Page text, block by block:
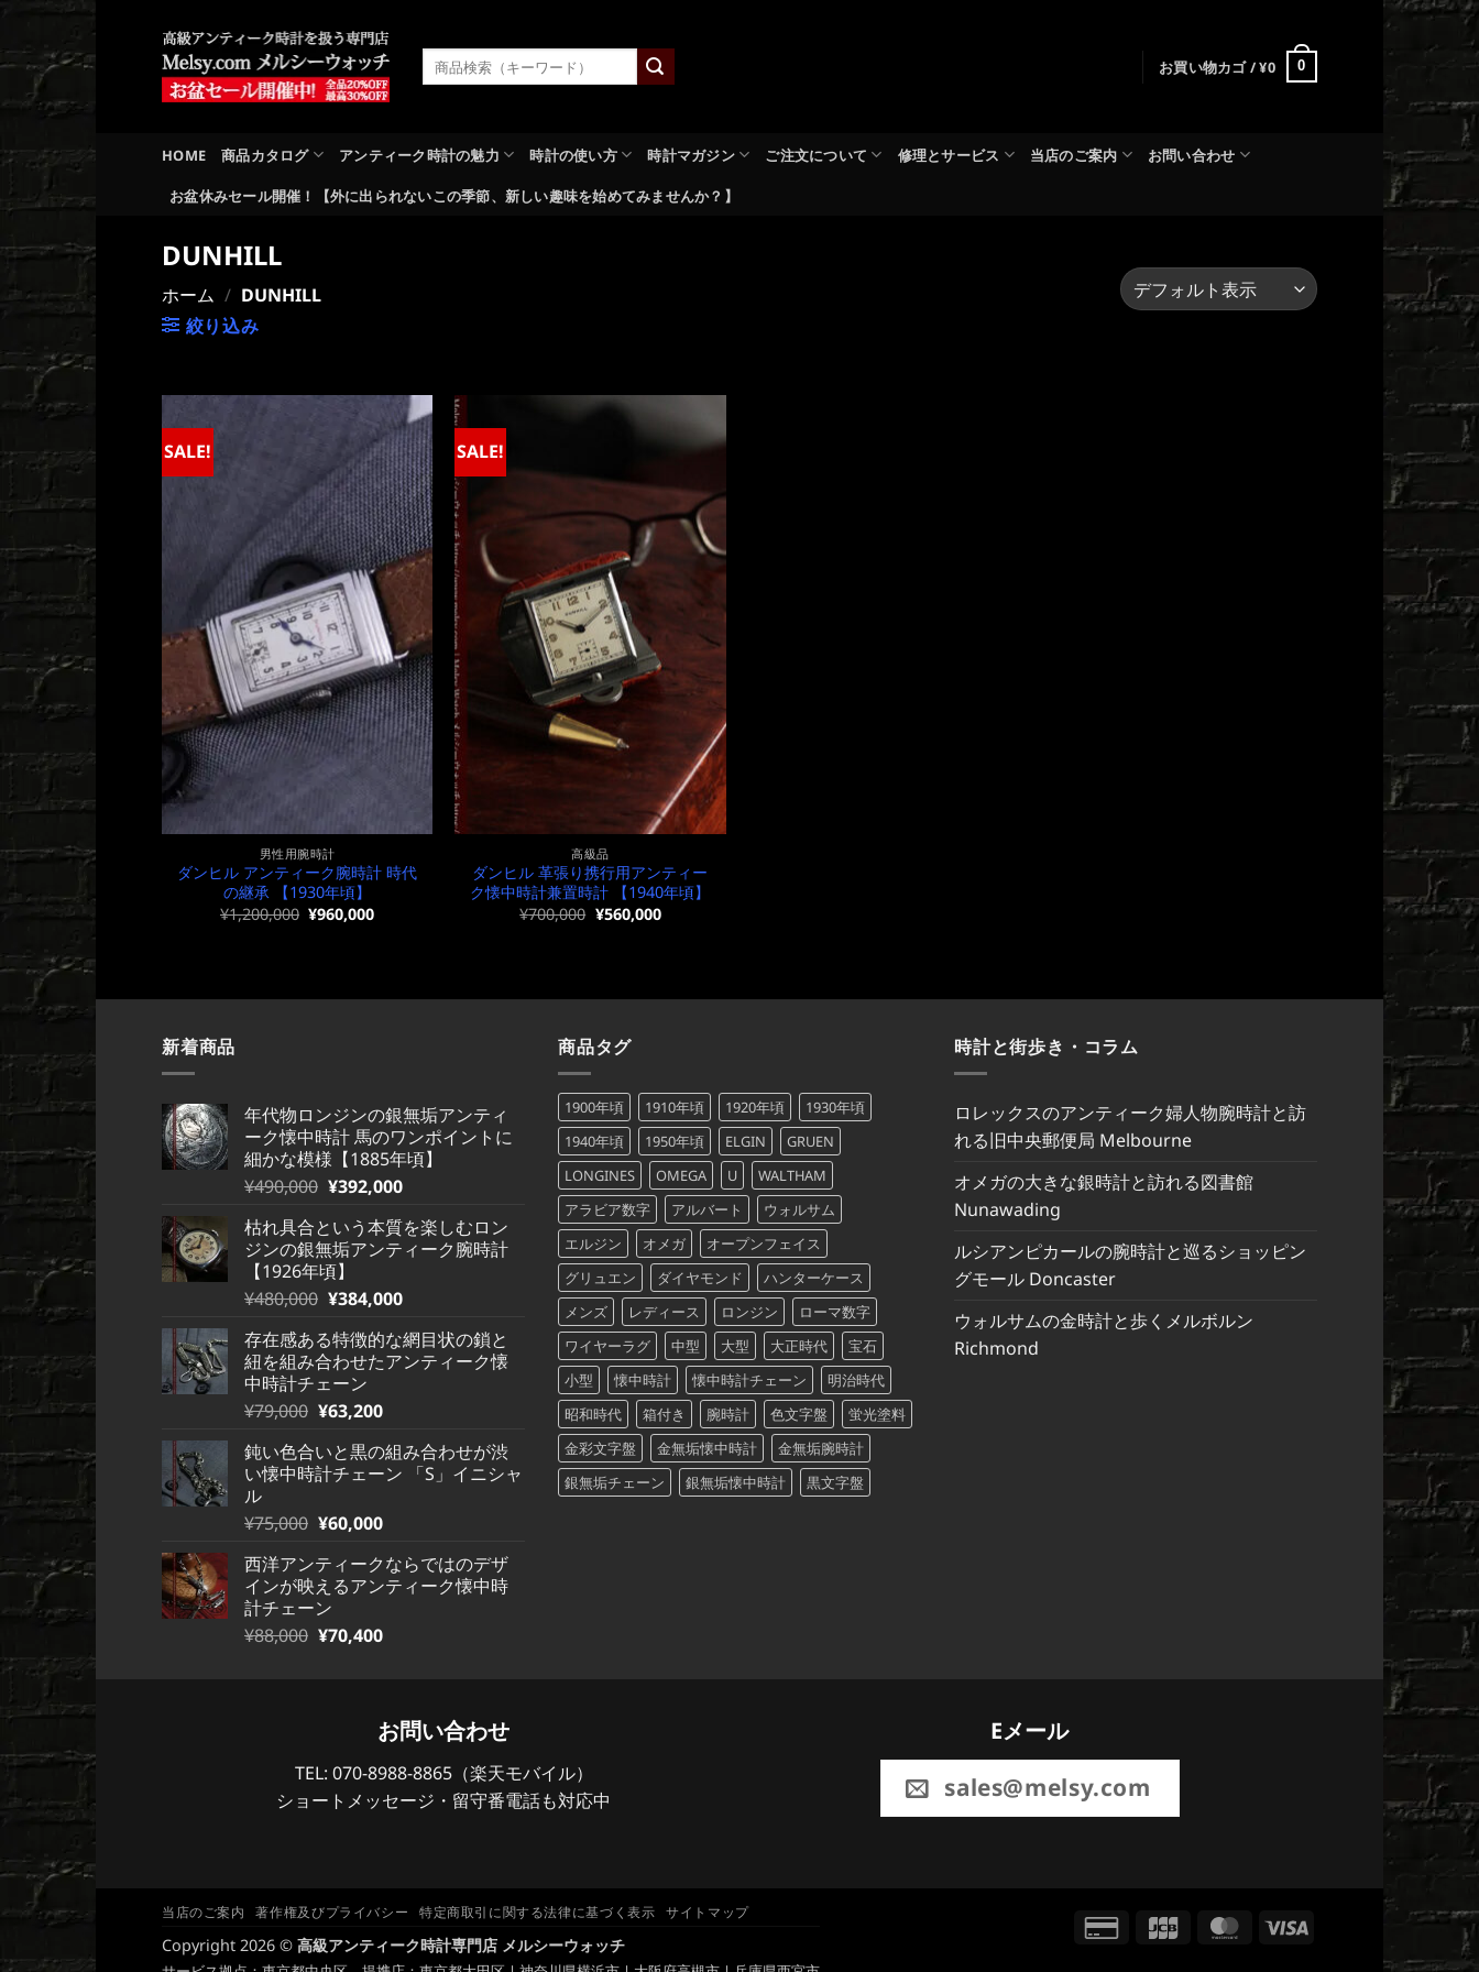
to
お買い物カゴ /¥0 0
HOME 商品カタログ アンティーク時計の魅力 時計の使い方 時計マガジン ご注文について 修理とサービス 当店のご案内 お問い合わせ
お盆休みセール開催！【外に出られないこの季節、新しい趣味を始めてみませんか？】
DUNHILL
ホーム / DUNHILL
絞り込み
SALE!
男性用腕時計
ダンヒル アンティーク腕時計 時代
の継承 【1930年頃】
元
で
た。
¥1,200,000 現
¥1,200,000
¥960,000
SALE!
高級品
ダンヒル 革張り携行用アンティー
ク懐中時計兼置時計 【1940年頃】
元
で
¥700,000 現
¥700,000
す。
¥560,000
新着商品
年代物ロンジンの銀無垢アンティ
ーク懐中時計 馬のワンポイントに
細かな模様【1885年頃】
元
価
格
は
¥490,000
し
た。
¥490,000 現
の
価
格
は
で
す。
¥392,000
枯れ具合という本質を楽しむロン
ジンの銀無垢アンティーク腕時計
【1926年頃】
元
価
格
は
¥480,000
し
た。
¥480,000 現
の
価
格
は
で
す。
¥384,000
存在感ある特徴的な網目状の鎖と
紐を組み合わせたアンティーク懐
中時計チェーン
元
価
格
は
¥79,000
し
た。
¥79,000 現
の
価
は
で
す。
¥63,200
鈍い色合いと黒の組み合わせが渋
い懐中時計チェーン 「S」イニシャ
ル
元
価
格
は
¥75,000
¥75,000 現
の
価
格
は
¥60,000
西洋アンティークならではのデザ
インが映えるアンティーク懐中時
計チェーン
元
¥88,000 現
¥88,000
で
¥70,400
商品タグ
1900年頃 1910年頃 1920年頃
1930年頃
1940年頃
1950年頃 ELGIN
GRUEN
LONGINES
OMEGA U
WALTHAM
アラビア数字
アルバート
ウォルサム
エルジン
オメガ
オープンフェイス
グリュエン
ダイヤモンド
ハンターケース
メンズ
レディース ロンジン
ローマ数字
ワイヤーラグ
中型 大型 大正時代
宝石
小型
懐中時計 懐中時計チェーン
明治時代
昭和時代
箱付き 腕時計 色文字盤
蛍光塗料
金彩文字盤
金無垢懐中時計
金無垢腕時計
銀無垢チェーン
銀無垢懐中時計 黒文字盤
時計と街歩き・コラム
ロレックスのアンティーク婦人物腕時計と訪
れる旧中央郵便局 Melbourne
オメガの大きな銀時計と訪れる図書館
Nunawading
ルシアンピカールの腕時計と巡るショッピン
グモール Doncaster
ウォルサムの金時計と歩くメルボルン
Richmond
お問い合わせ
TEL: 070-8988-8865（楽天モバイル）
ショートメッセージ・留守番電話も対応中
Eメール
sales@melsy.com
Credit
MasterCard
Visa
当店のご案内 著作権及びプライバシー 特定商取引に関する法律に基づく表示 サイトマップ
Copyright 2026 © 高級アンティーク時計専門店 メルシーウォッチ